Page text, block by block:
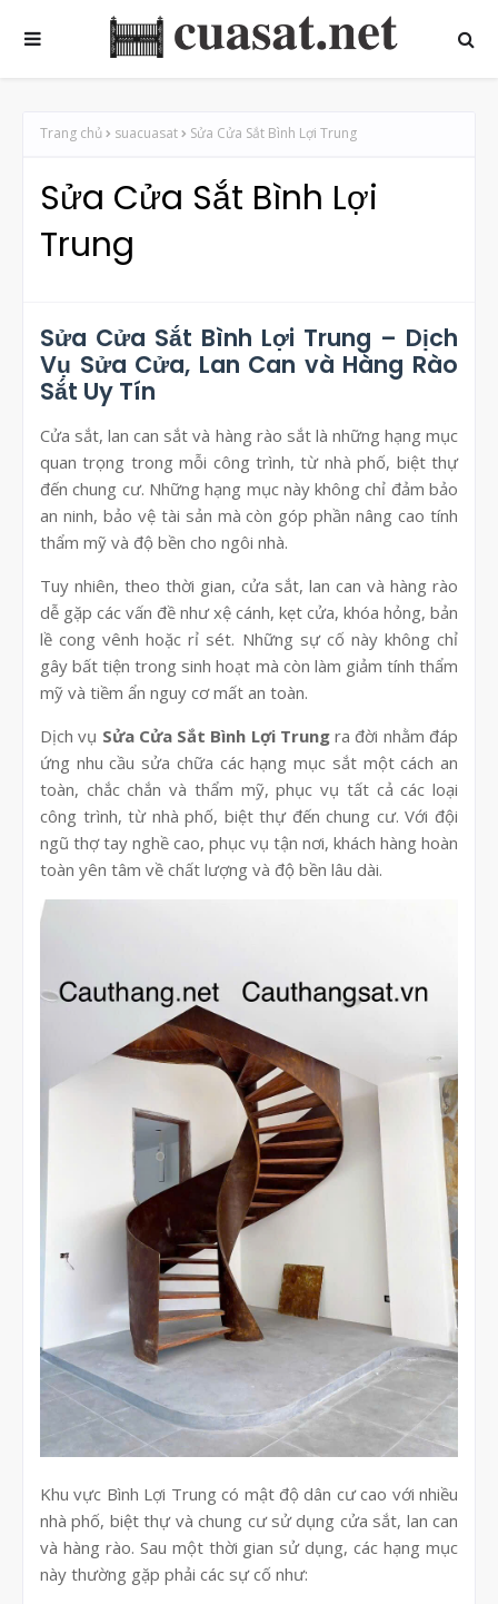
Trang chủ suacuasat Sửa Cửa Sắt Bình Lợi Trung
Sửa Cửa Sắt Bình Lợi
Trung
Sửa Cửa Sắt Bình Lợi Trung – Dịch
Vụ Sửa Cửa, Lan Can và Hàng Rào
Sắt Uy Tín
Cửa sắt, lan can sắt và hàng rào sắt là những hạng mục
quan trọng trong mỗi công trình, từ nhà phố, biệt thự
đến chung cư. Những hạng mục này không chỉ đảm bảo
an ninh, bảo vệ tài sản mà còn góp phần nâng cao tính
thẩm mỹ và độ bền cho ngôi nhà.
Tuy nhiên, theo thời gian, cửa sắt, lan can và hàng rào
dễ gặp các vấn đề như xệ cánh, kẹt cửa, khóa hỏng, bản
lề cong vênh hoặc rỉ sét. Những sự cố này không chỉ
gây bất tiện trong sinh hoạt mà còn làm giảm tính thẩm
mỹ và tiềm ẩn nguy cơ mất an toàn.
Dịch vụ Sửa Cửa Sắt Bình Lợi Trungra đời nhằm đáp
ứng nhu cầu sửa chữa các hạng mục sắt một cách an
toàn, chắc chắn và thẩm mỹ, phục vụ tất cả các loại
công trình, từ nhà phố, biệt thự đến chung cư. Với đội
ngũ thợ tay nghề cao, phục vụ tận nơi, khách hàng hoàn
toàn yên tâm về chất lượng và độ bền lâu dài.
Khu vực Bình Lợi Trung có mật độ dân cư cao với nhiều
nhà phố, biệt thự và chung cư sử dụng cửa sắt, lan can
và hàng rào. Sau một thời gian sử dụng, các hạng mục
này thường gặp phải các sự cố như: